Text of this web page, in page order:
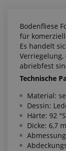
Bodenfliese
für
Es handelt
abriebfest
Technische
Material:
Dessin:
Härte: 92
Dicke: 6,7